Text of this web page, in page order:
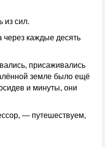
из сил.
каждые десять
присаживались
земле было ещё
и минуты, они
— путешествуем,